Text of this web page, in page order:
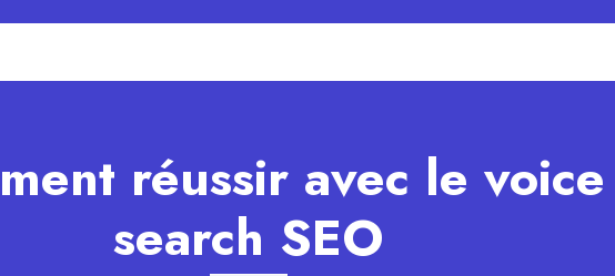
réussir avec le voice
search SEO